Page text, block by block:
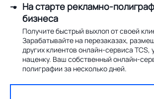
На старте рекламно-
бизнеса
Получите быстрый выхлоп от своей
Зарабатывайте на перезаказах,
других клиентов онлайн-сервиса TCS,
наценку. Ваш собственный онлайн-
полиграфии за несколько дней.